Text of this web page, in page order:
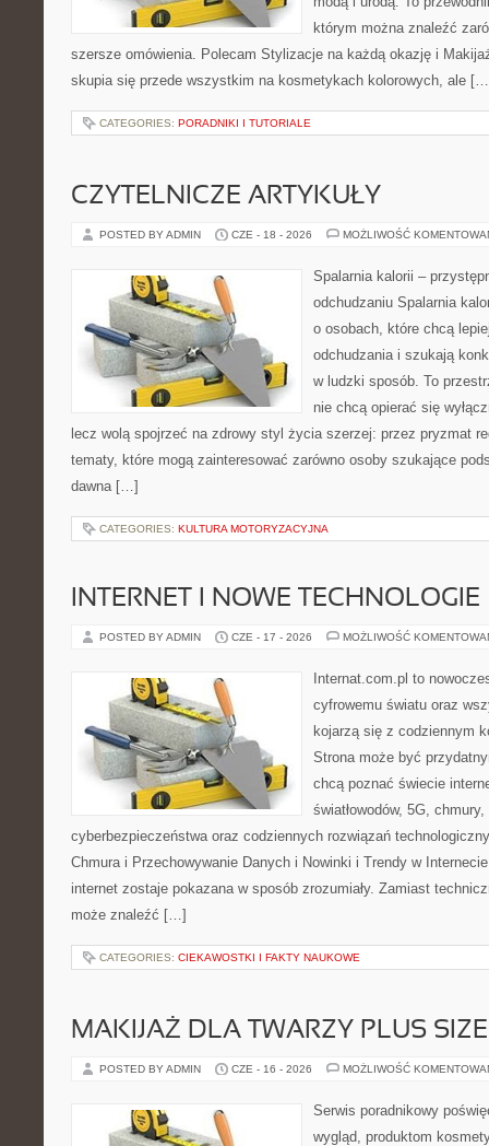
którym można znaleźć
szersze omówienia. Polecam Stylizacje na każdą okazję i
skupia się przede wszystkim na kosmetykach kolorowych, ale
CATEGORIES: PORADNIKI I TUTORIALE
CZYTELNICZE ARTYKUŁY
POSTED BY ADMIN CZE - 18 - 2026 MOŻLIWOŚĆ
Spalarnia kalorii –
odchudzaniu Spalarnia
o osobach, które chcą
odchudzania i szukają
w ludzki sposób. To
nie chcą opierać się
lecz wolą spojrzeć na zdrowy styl życia szerzej: przez pryzmat
tematy, które mogą zainteresować zarówno osoby szukające
dawna […]
CATEGORIES: KULTURA MOTORYZACYJNA
INTERNET I NOWE TECHNOLOGIE
POSTED BY ADMIN CZE - 17 - 2026 MOŻLIWOŚĆ
Internat.com.pl to
cyfrowemu światu oraz
kojarzą się z codziennym
Strona może być
chcą poznać świecie
światłowodów, 5G,
cyberbezpieczeństwa oraz codziennych rozwiązań
Chmura i Przechowywanie Danych i Nowinki i Trendy w
internet zostaje pokazana w sposób zrozumiały. Zamiast
może znaleźć […]
CATEGORIES: CIEKAWOSTKI I FAKTY NAUKOWE
MAKIJAŻ DLA TWARZY PLUS SIZE
POSTED BY ADMIN CZE - 16 - 2026 MOŻLIWOŚĆ
Serwis poradnikowy
wygląd, produktom